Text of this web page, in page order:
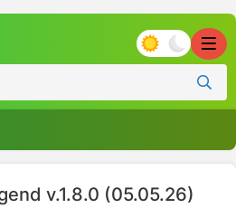
v.1.8.0 (05.05.26)